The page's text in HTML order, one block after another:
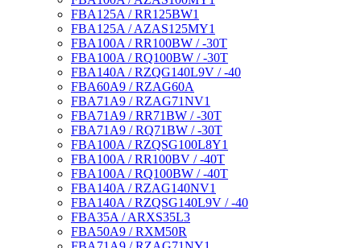
FBA125A / RR125BW1
FBA125A / AZAS125MY1
FBA100A / RR100BW / -30T
FBA100A / RQ100BW / -30T
FBA140A / RZQG140L9V / -40
FBA60A9 / RZAG60A
FBA71A9 / RZAG71NV1
FBA71A9 / RR71BW / -30T
FBA71A9 / RQ71BW / -30T
FBA100A / RZQSG100L8Y1
FBA100A / RR100BV / -40T
FBA100A / RQ100BW / -40T
FBA140A / RZAG140NV1
FBA140A / RZQSG140L9V / -40
FBA35A / ARXS35L3
FBA50A9 / RXM50R